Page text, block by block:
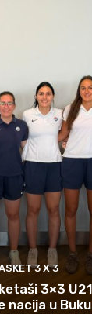
3 X 3
3×3
nacija u